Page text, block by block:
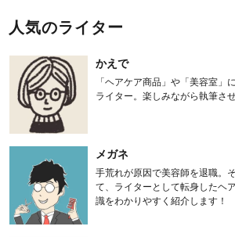
人気のライター
かえで
「ヘアケア商品」や「美容室」
ライター。楽しみながら執筆さ
メガネ
手荒れが原因で美容師を退職。
て、ライターとして転身したヘ
識をわかりやすく紹介します！